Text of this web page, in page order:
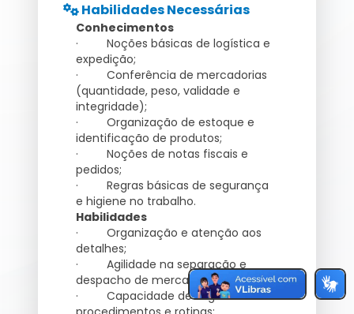
Habilidades Necessárias
Conhecimentos
· Noções básicas de logística e
expedição;
· Conferência de mercadorias
(quantidade, peso, validade e
integridade);
· Organização de estoque e
identificação de produtos;
· Noções de notas fiscais e
pedidos;
· Regras básicas de segurança
e higiene no trabalho.
Habilidades
· Organização e atenção aos
detalhes;
· Agilidade na separação e
despacho de mercadorias;
· Capacidade de seguir